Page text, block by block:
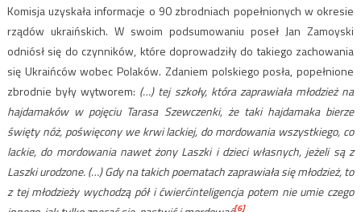
Komisja uzyskała informacje o 90 zbrodniach popełnionych w okresie
rządów ukraińskich. W swoim podsumowaniu poseł Jan Zamoyski
odniósł się do czynników, które doprowadziły do takiego zachowania
się Ukraińców wobec Polaków. Zdaniem polskiego posła, popełnione
zbrodnie były wytworem: (…) tej szkoły, która zaprawiała młodzież na
hajdamaków w pojęciu Tarasa Szewczenki, że taki hajdamaka bierze
święty nóż, poświęcony we krwi lackiej, do mordowania wszystkiego, co
lackie, do mordowania nawet żony Laszki i dzieci własnych, jeżeli są z
Laszki urodzone. (…) Gdy na takich poematach zaprawiała się młodzież, to
z tej młodzieży wychodzą pół i ćwierćinteligencja potem nie umie czego
[6]